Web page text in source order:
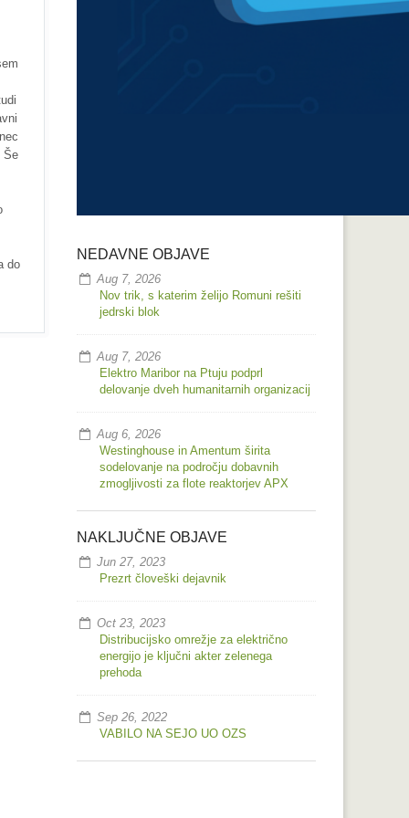
Še
do
NEDAVNE OBJAVE
Aug 7, 2026
Nov trik, s katerim želijo Romuni rešiti
jedrski blok
Aug 7, 2026
Elektro Maribor na Ptuju podprl
delovanje dveh humanitarnih organizacij
Aug 6, 2026
Westinghouse in Amentum širita
sodelovanje na področju dobavnih
zmogljivosti za flote reaktorjev APX
NAKLJUČNE OBJAVE
Jun 27, 2023
Prezrt človeški dejavnik
Oct 23, 2023
Distribucijsko omrežje za električno
energijo je ključni akter zelenega
prehoda
Sep 26, 2022
VABILO NA SEJO UO OZS